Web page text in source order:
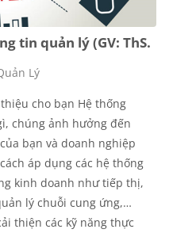
tin quản lý (GV: ThS.
Lý
cho bạn Hệ thống
chúng ảnh hưởng đến
bạn và doanh nghiệp
áp dụng các hệ thống
kinh doanh như tiếp thị,
lý chuỗi cung ứng,…
thiện các kỹ năng thực